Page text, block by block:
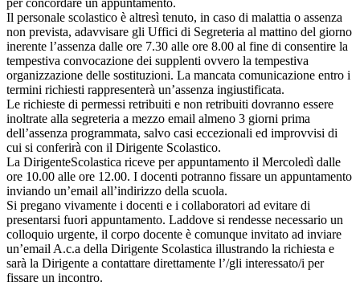
per concordare un appuntamento.
Il personale scolastico è altresì tenuto, in caso di malattia o assenza
non prevista, adavvisare gli Uffici di Segreteria al mattino del giorno
inerente l’assenza dalle ore 7.30 alle ore 8.00 al fine di consentire la
tempestiva convocazione dei supplenti ovvero la tempestiva
organizzazione delle sostituzioni. La mancata comunicazione entro i
termini richiesti rappresenterà un’assenza ingiustificata.
Le richieste di permessi retribuiti e non retribuiti dovranno essere
inoltrate alla segreteria a mezzo email almeno 3 giorni prima
dell’assenza programmata, salvo casi eccezionali ed improvvisi di
cui si conferirà con il Dirigente Scolastico.
La DirigenteScolastica riceve per appuntamento il Mercoledì dalle
ore 10.00 alle ore 12.00. I docenti potranno fissare un appuntamento
inviando un’email all’indirizzo della scuola.
Si pregano vivamente i docenti e i collaboratori ad evitare di
presentarsi fuori appuntamento. Laddove si rendesse necessario un
colloquio urgente, il corpo docente è comunque invitato ad inviare
un’email A.c.a della Dirigente Scolastica illustrando la richiesta e
sarà la Dirigente a contattare direttamente l’/gli interessato/i per
fissare un incontro.